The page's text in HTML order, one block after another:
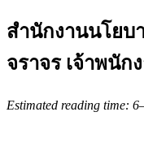
สำนักงานนโยบ
จราจร เจ้าพนัก
Estimated reading time: